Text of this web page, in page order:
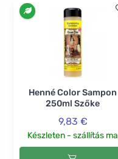
Henné Color Sampon
250ml Szőke
9,83 €
Készleten - szállítás ma